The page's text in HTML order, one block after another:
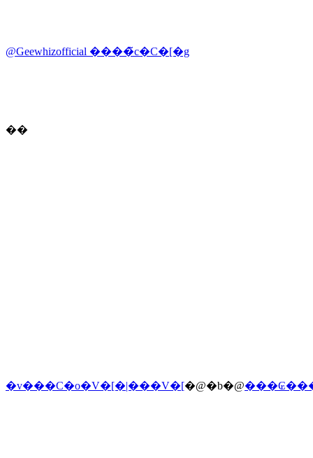
@Geewhizofficial ����̃c�C�[�g
��
�v���C�o�V�[�|���V�[�@�b�@